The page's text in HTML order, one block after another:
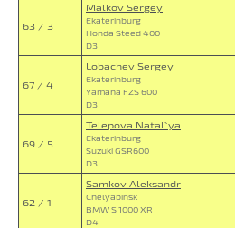
63 / 3
Malkov Sergey
Ekaterinburg
Honda Steed 400
D3
67 / 4
Lobachev Sergey
Ekaterinburg
Yamaha FZS 600
D3
69 / 5
Telepova Natal`ya
Ekaterinburg
Suzuki GSR600
D3
62 / 1
Samkov Aleksandr
Chelyabinsk
BMW S 1000 XR
D4